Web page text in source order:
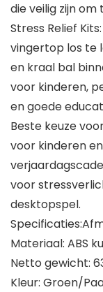
die veilig zijn om
Stress Relief
vingertop los te
en kraal bal
voor kinderen,
en goede
Beste keuze
voor kinderen
voor
desktopspel.
Materiaal: ABS
Netto gewicht:
Kleur: Groen/